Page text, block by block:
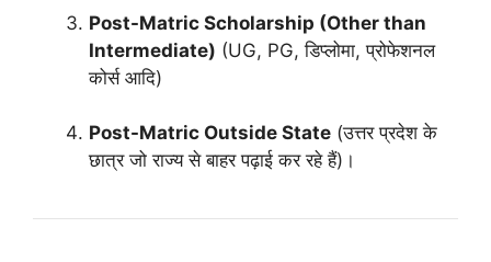
Post-Matric Scholarship (Other than
Intermediate) (UG, PG, डिप्लोमा, प्रोफेशनल
कोर्स आदि)
Post-Matric Outside State (उत्तर प्रदेश के
छात्र जो राज्य से बाहर पढ़ाई कर रहे हैं)।